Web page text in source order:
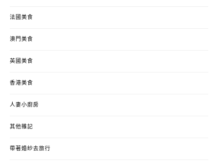
法國美食
澳門美食
英國美食
香港美食
人妻小廚房
其他雜記
帶著婚紗去旅行